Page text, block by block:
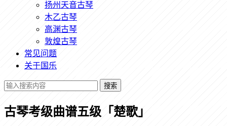
扬州天音古琴
木乙古琴
高渊古琴
敦煌古琴
常见问题
关于国乐
搜索
古琴考级曲谱五级「楚歌」